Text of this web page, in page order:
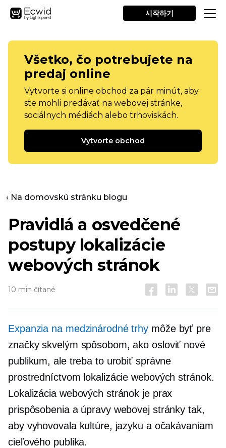
시작하기
Všetko, čo potrebujete na
predaj online
Vytvorte si online obchod za pár minút, aby
ste mohli predávať na webovej stránke,
sociálnych médiách alebo trhoviskách.
Vytvorte obchod
‹ Na domovskú stránku blogu
Pravidlá a osvedčené
postupy lokalizácie
webových stránok
10 min čítané
Expanzia na medzinárodné trhy môže byť pre
značky skvelým spôsobom, ako osloviť nové
publikum, ale treba to urobiť správne
prostredníctvom lokalizácie webových stránok.
Lokalizácia webových stránok je prax
prispôsobenia a úpravy webovej stránky tak,
aby vyhovovala kultúre, jazyku a očakávaniam
cieľového publika.